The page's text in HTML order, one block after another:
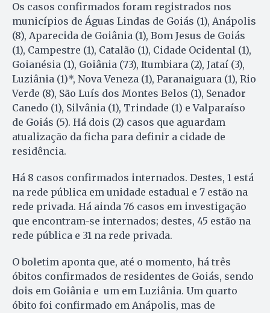
Os casos confirmados foram registrados nos
municípios de Águas Lindas de Goiás (1), Anápolis
(8), Aparecida de Goiânia (1), Bom Jesus de Goiás
(1), Campestre (1), Catalão (1), Cidade Ocidental (1),
Goianésia (1), Goiânia (73), Itumbiara (2), Jataí (3),
Luziânia (1)*, Nova Veneza (1), Paranaiguara (1), Rio
Verde (8), São Luís dos Montes Belos (1), Senador
Canedo (1), Silvânia (1), Trindade (1) e Valparaíso
de Goiás (5). Há dois (2) casos que aguardam
atualização da ficha para definir a cidade de
residência.
Há 8 casos confirmados internados. Destes, 1 está
na rede pública em unidade estadual e 7 estão na
rede privada. Há ainda 76 casos em investigação
que encontram-se internados; destes, 45 estão na
rede pública e 31 na rede privada.
O boletim aponta que, até o momento, há três
óbitos confirmados de residentes de Goiás, sendo
dois em Goiânia e um em Luziânia. Um quarto
óbito foi confirmado em Anápolis, mas de